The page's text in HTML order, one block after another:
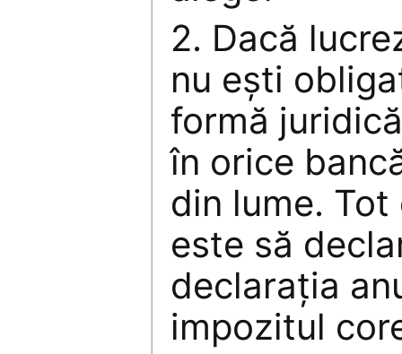
2. Dacă
nu eşti
formă
în orice
din lume.
este să
declaraţia
impozitul